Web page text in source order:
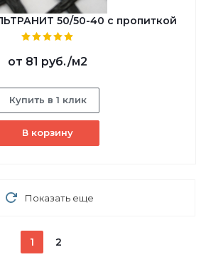
50/50-40 с пропиткой
от 81 руб./м2
Купить в 1 клик
В корзину
Показать еще
1 2